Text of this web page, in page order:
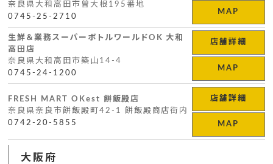
奈良県大和高田市曽大根195番地
0745-25-2710
MAP
生鮮＆業務スーパーボトルワールドOK 大和
高田店
奈良県大和高田市築山14-4
0745-24-1200
店舗詳細
MAP
FRESH MART OKest 餅飯殿店
奈良県奈良市餅飯殿町42-1 餅飯殿商店街内
0742-20-5855
店舗詳細
MAP
大阪府